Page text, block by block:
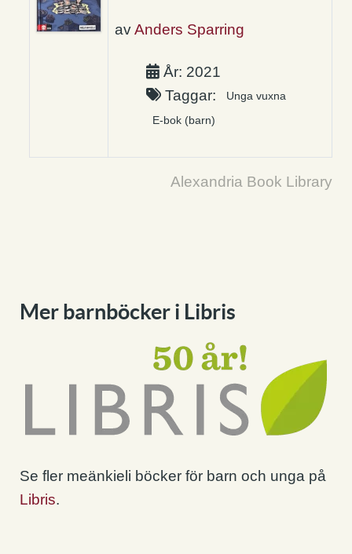
avAnders Sparring
År: 2021
Taggar:
Unga vuxna
E-bok (barn)
Alexandria Book Library
Mer barnböcker i Libris
Se fler meänkieli böcker för barn och unga på
Libris.